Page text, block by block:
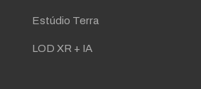
Estúdio Terra
LOD XR + IA